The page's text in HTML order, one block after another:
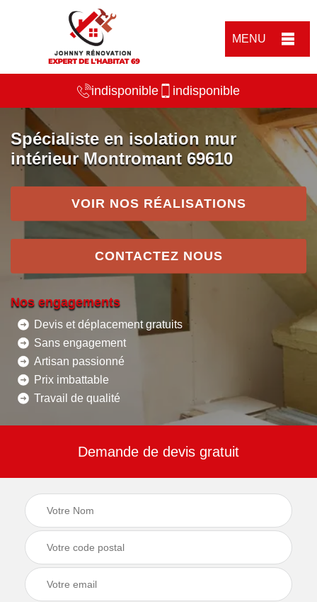
MENU
indisponible indisponible
Spécialiste en isolation mur
intérieur Montromant 69610
VOIR NOS RÉALISATIONS
CONTACTEZ NOUS
Nos engagements
Devis et déplacement gratuits
Sans engagement
Artisan passionné
Prix imbattable
Travail de qualité
Demande de devis gratuit